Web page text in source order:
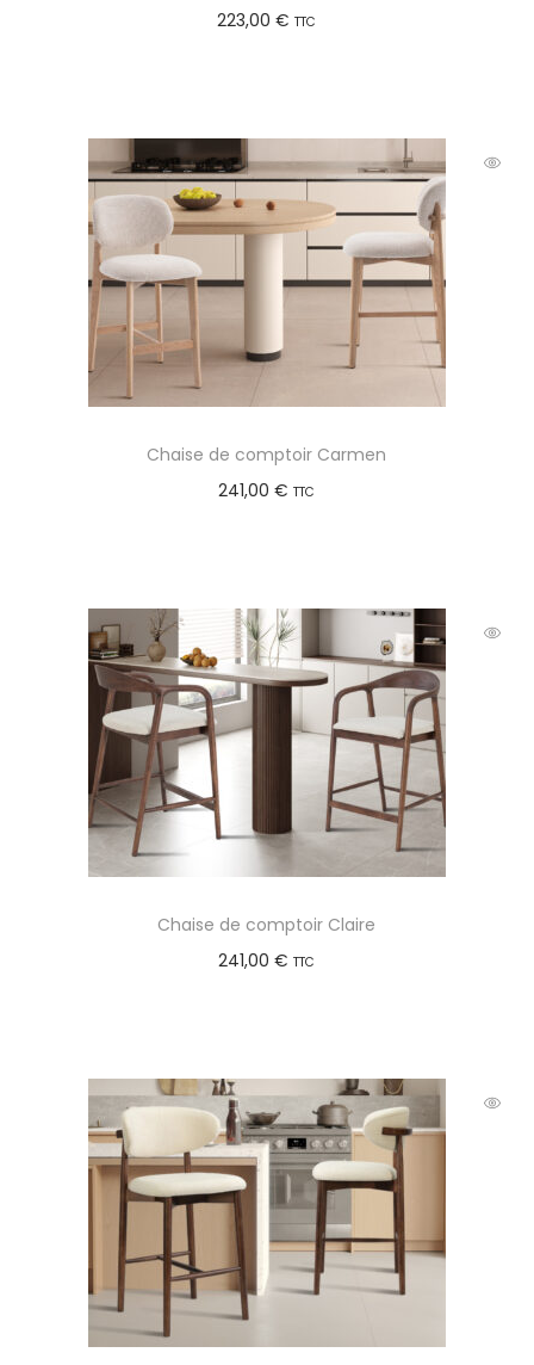
223,00€ TTC
Chaise de comptoir Carmen
241,00€ TTC
Chaise de comptoir Claire
241,00€ TTC